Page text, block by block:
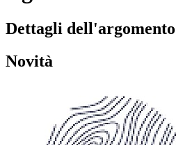
Dettagli dell'argomento
Novità